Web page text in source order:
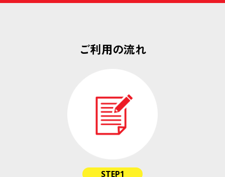
ご利用の流れ
STEP1